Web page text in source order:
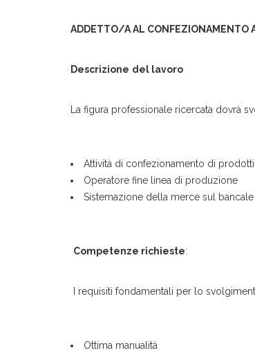
ADDETTO/A AL CONFEZIONAMENTO
Descrizione del lavoro
La figura professionale ricercata dovrà
Attività di confezionamento di
Operatore fine linea di produzione
Sistemazione della merce sul bancale
Competenze richieste:
I requisiti fondamentali per lo
Ottima manualità